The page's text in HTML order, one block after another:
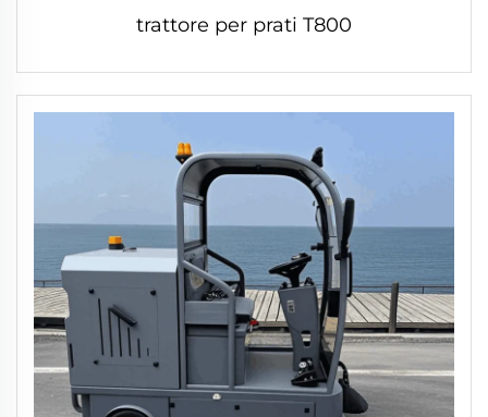
trattore per prati T800